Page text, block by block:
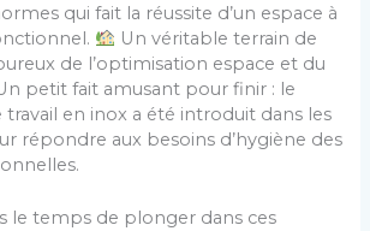
qui fait la réussite d’un espace à
Un véritable terrain de
de l’optimisation espace et du
petit fait amusant pour finir : le
en inox a été introduit dans les
répondre aux besoins d’hygiène des
le temps de plonger dans ces